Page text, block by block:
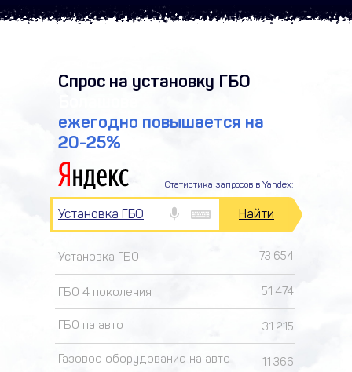
Спрос на установку ГБО
ежегодно повышается на
20-25%
ГБО 4 поколения
Установка ГБО
Газовое оборудование на авто
ГБО на авто
Установка ГБО Найти
Статистика запросов в Yandex:
73 654
51 474
31 215
11 366